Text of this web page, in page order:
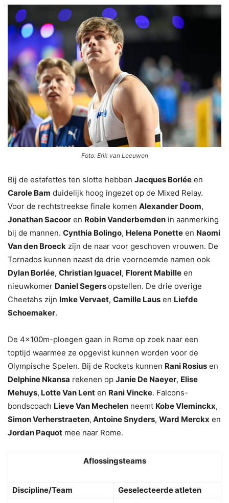
Foto: Erik van Leeuwen
Bij de estafettes ten slotte hebben Jacques Borlée en
Carole Bam duidelijk hoog ingezet op de Mixed Relay.
Voor de rechtstreekse finale komen Alexander Doom,
Jonathan Sacoor en Robin Vanderbemden in aanmerking
bij de mannen. Cynthia Bolingo, Helena Ponette en Naomi
Van den Broeck zijn de naar voor geschoven vrouwen. De
Tornados kunnen naast de drie voornoemde namen ook
Dylan Borlée, Christian Iguacel, Florent Mabille en
nieuwkomer Daniel Segersopstellen. De drie overige
Cheetahs zijn Imke Vervaet, Camille Laus en Liefde
Schoemaker.
De 4x100m-ploegen gaan in Rome op zoek naar een
toptijd waarmee ze opgevist kunnen worden voor de
Olympische Spelen. Bij de Rockets kunnen Rani Rosius en
Delphine Nkansa rekenen op Janie De Naeyer, Elise
Mehuys, Lotte Van Lent en Rani Vincke. Falcons-
bondscoach Lieve Van Mechelen neemt Kobe Vleminckx,
Simon Verherstraeten, Antoine Snyders, Ward Merckx en
Jordan Paquot mee naar Rome.
Aflossingsteams
Discipline/Team
Geselecteerde atleten